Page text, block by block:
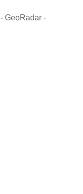
GeoRadar -